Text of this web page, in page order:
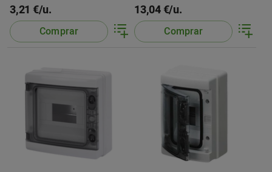
3,21 €/u.
Comprar
13,04 €/u.
Comprar